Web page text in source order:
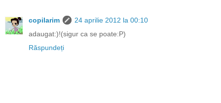
copilarim
24 aprilie 2012 la 00:10
adaugat:)!(sigur ca se poate:P)
Răspundeți